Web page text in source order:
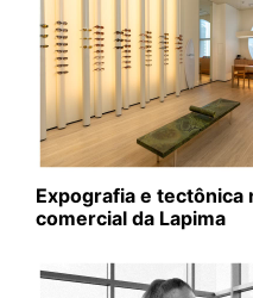
Expografia e tectônica
comercial da Lapima